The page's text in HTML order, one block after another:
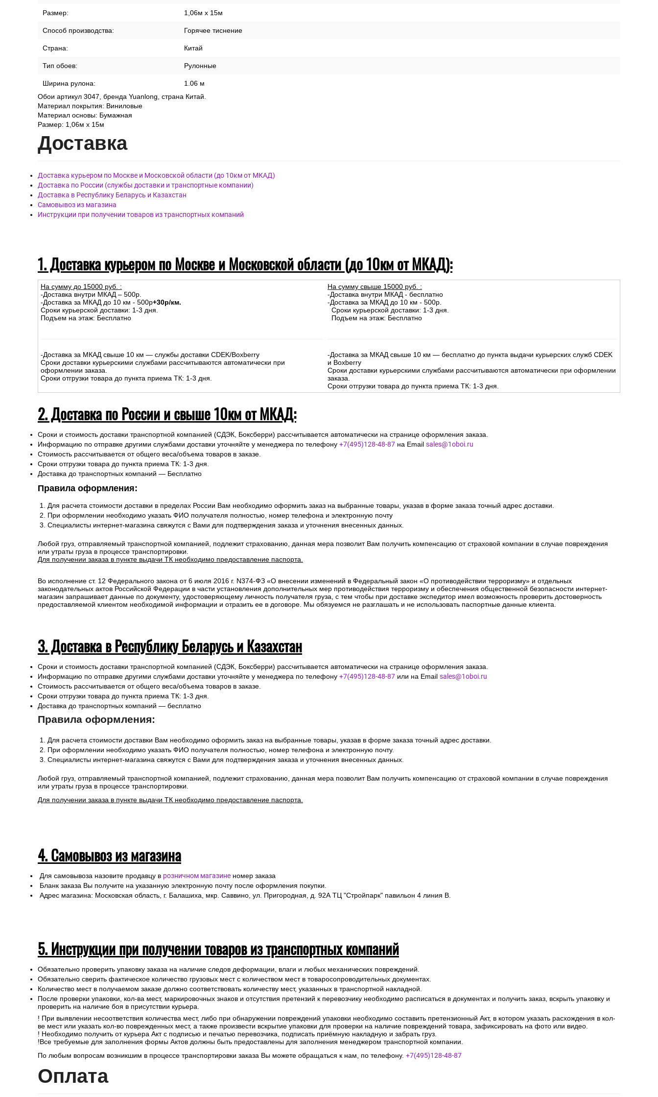
Размер: 1,06м x 15м
Способ производства: Горячее тиснение
Страна: Китай
Тип обоев: Рулонные
Ширина рулона:
1.06 м
Обои артикул 3047, бренда Yuanlong, страна Китай.
Материал покрытия: Виниловые
Материал основы: Бумажная
Размер: 1,06м x 15м
Доставка
Доставка курьером по Москве и Московской области (до 10км от МКАД)
Доставка по России (службы доставки и транспортные компании)
Доставка в Республику Беларусь и Казахстан
Самовывоз из магазина
Инструкции при получении товаров из транспортных компаний
1. Доставка курьером по Москве и Московской области (до 10км от МКАД):
На сумму до 15000 руб. :
-Доставка внутри МКАД – 500р.
-Доставка за МКАД до 10 км - 500р+30р/км.
Сроки курьерской доставки: 1-3 дня.
Подъем на этаж: Бесплатно
-Доставка за МКАД свыше 10 км — службы доставки CDEK/Boxberry
Сроки доставки курьерскими службами рассчитываются автоматически при
оформлении заказа.
Сроки отгрузки товара до пункта приема ТК: 1-3 дня.
На сумму свыше 15000 руб. :
-Доставка внутри МКАД - бесплатно
-Доставка за МКАД до 10 км - 500р.
Сроки курьерской доставки: 1-3 дня.
Подъем на этаж: Бесплатно
-Доставка за МКАД свыше 10 км — бесплатно до пункта выдачи курьерских служб CDEK
и Boxberry
Сроки доставки курьерскими службами рассчитываются автоматически при оформлении
заказа.
Сроки отгрузки товара до пункта приема ТК: 1-3 дня.
2. Доставка по России и свыше 10км от МКАД:
Сроки и стоимость доставки транспортной компанией (СДЭК, Боксберри) рассчитывается автоматически на странице оформления заказа.
Информацию по отправке другими службами доставки уточняйте у менеджера по телефону +7(495)128-48-87 на Email sales@1oboi.ru
Стоимость рассчитывается от общего веса/объема товаров в заказе.
Сроки отгрузки товара до пункта приема ТК: 1-3 дня.
Доставка до транспортных компаний — Бесплатно
Правила оформления:
Для расчета стоимости доставки в пределах России Вам необходимо оформить заказ на выбранные товары, указав в форме заказа точный адрес доставки.
При оформлении необходимо указать ФИО получателя полностью, номер телефона и электронную почту
Специалисты интернет-магазина свяжутся с Вами для подтверждения заказа и уточнения внесенных данных.
Любой груз, отправляемый транспортной компанией, подлежит страхованию, данная мера позволит Вам получить компенсацию от страховой компании в случае повреждения
или утраты груза в процессе транспортировки.
Для получении заказа в пункте выдачи ТК необходимо предоставление паспорта.
Во исполнение ст. 12 Федерального закона от 6 июля 2016 г. N374-ФЗ «О внесении изменений в Федеральный закон «О противодействии терроризму» и отдельных
законодательных актов Российской Федерации в части установления дополнительных мер противодействия терроризму и обеспечения общественной безопасности интернет-
магазин запрашивает данные по документу, удостоверяющему личность получателя груза, с тем чтобы при доставке экспедитор имел возможность проверить достоверность
предоставляемой клиентом необходимой информации и отразить ее в договоре. Мы обязуемся не разглашать и не использовать паспортные данные клиента.
3. Доставка в Республику Беларусь и Казахстан
Сроки и стоимость доставки транспортной компанией (СДЭК, Боксберри) рассчитывается автоматически на странице оформления заказа.
Информацию по отправке другими службами доставки уточняйте у менеджера по телефону +7(495)128-48-87 или на Email sales@1oboi.ru
Стоимость рассчитывается от общего веса/объема товаров в заказе.
Сроки отгрузки товара до пункта приема ТК: 1-3 дня.
Доставка до транспортных компаний — бесплатно
Правила оформления:
Для расчета стоимости доставки Вам необходимо оформить заказ на выбранные товары, указав в форме заказа точный адрес доставки.
При оформлении необходимо указать ФИО получателя полностью, номер телефона и электронную почту.
Специалисты интернет-магазина свяжутся с Вами для подтверждения заказа и уточнения внесенных данных.
Любой груз, отправляемый транспортной компанией, подлежит страхованию, данная мера позволит Вам получить компенсацию от страховой компании в случае повреждения
или утраты груза в процессе транспортировки.
Для получении заказа в пункте выдачи ТК необходимо предоставление паспорта.
4. Самовывоз из магазина
Для самовывоза назовите продавцу в розничном магазине номер заказа
Бланк заказа Вы получите на указанную электронную почту после оформления покупки.
Адрес магазина: Московская область, г. Балашиха, мкр. Саввино, ул. Пригородная, д. 92А ТЦ "Стройпарк" павильон 4 линия В.
5. Инструкции при получении товаров из транспортных компаний
Обязательно проверить упаковку заказа на наличие следов деформации, влаги и любых механических повреждений.
Обязательно сверить фактическое количество грузовых мест с количеством мест в товаросопроводительных документах.
Количество мест в получаемом заказе должно соответствовать количеству мест, указанных в транспортной накладной.
После проверки упаковки, кол-ва мест, маркировочных знаков и отсутствия претензий к перевозчику необходимо расписаться в документах и получить заказ, вскрыть упаковку и
проверить на наличие боя в присутствии курьера.
! При выявлении несоответствия количества мест, либо при обнаружении повреждений упаковки необходимо составить претензионный Акт, в котором указать расхождения в кол-
ве мест или указать кол-во поврежденных мест, а также произвести вскрытие упаковки для проверки на наличие повреждений товара, зафиксировать на фото или видео.
! Необходимо получить от курьера Акт с подписью и печатью перевозчика, подписать приёмную накладную и забрать груз.
!Все требуемые для заполнения формы Актов должны быть предоставлены для заполнения менеджером транспортной компании.
По любым вопросам возникшим в процессе транспортировки заказа Вы можете обращаться к нам, по телефону. +7(495)128-48-87
Оплата